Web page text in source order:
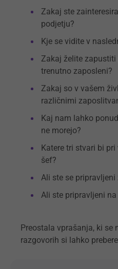
Zakaj ste
podjetju?
Kje se vidite v
Zakaj želite
trenutno zaposleni?
Zakaj so v vašem
različnimi
Kaj nam lahko
ne morejo?
Katere tri stvari bi
šef?
Ali ste se
Ali ste pripravljeni
Preostala vprašanja, ki
razgovorih si lahko